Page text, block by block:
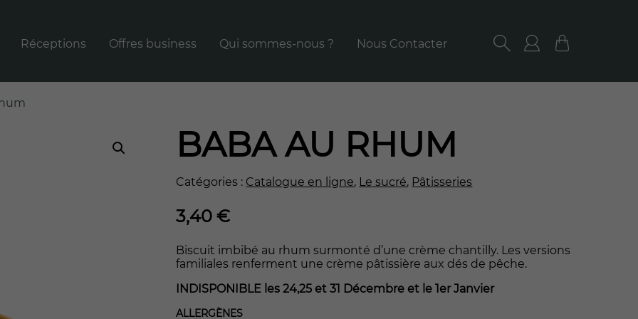
Réceptions Offres business Qui sommes-nous ? Nous Contacter
à Carbonne RECHERCHER
Utilisateur/
Panier
Rechercher
BABA AU RHUM
Catégories : Catalogue en ligne, Le sucré, Pâtisseries
3,40€
Biscuit imbibé au rhum surmonté d’une crème chantilly. Les versions
familiales renferment une crème pâtissière aux dés de pêche.
INDISPONIBLE les 24,25 et 31 Décembre et le 1er Janvier
ALLERGÈNES